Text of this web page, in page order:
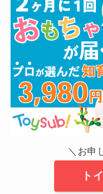
＼お申
ト